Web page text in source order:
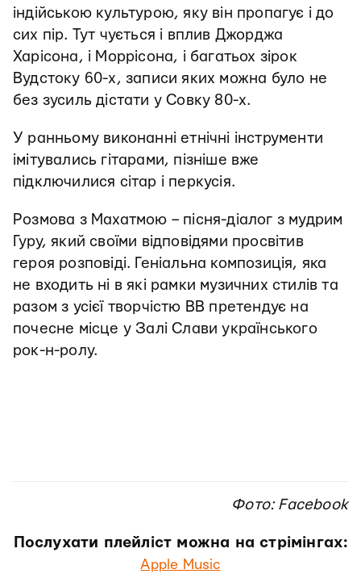
індійською культурою, яку він пропагує і до
сих пір. Тут чується і вплив Джорджа
Харісона, і Моррісона, і багатьох зірок
Вудстоку 60-х, записи яких можна було не
без зусиль дістати у Совку 80-х.
У ранньому виконанні етнічні інструменти
імітувались гітарами, пізніше вже
підключилися сітар і перкусія.
Розмова з Махатмою – пісня-діалог з мудрим
Гуру, який своїми відповідями просвітив
героя розповіді. Геніальна композиція, яка
не входить ні в які рамки музичних стилів та
разом з усієї творчістю ВВ претендує на
почесне місце у Залі Слави українського
рок-н-ролу.
Фото: Facebook
Послухати плейліст можна на стрімінгах:
Apple Music